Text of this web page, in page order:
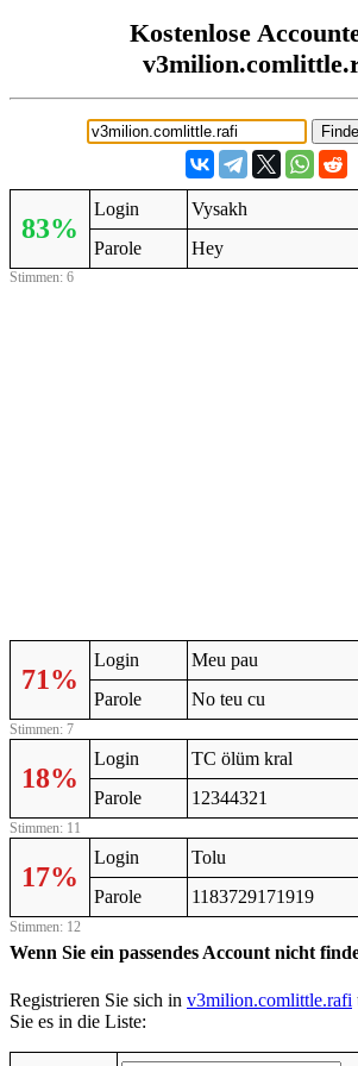
Kostenlose
83%
Login
Vysakh
Parole
Hey
Stimmen: 6
71%
Login
Meu pau
Parole
No teu cu
Stimmen: 7
18%
Login
TC ölüm kral
Parole
12344321
Stimmen: 11
17%
Login
Tolu
Parole
1183729171919
Stimmen: 12
Wenn Sie ein passendes Account nicht
Registrieren Sie sich in v3milion.comlittle.rafi
Sie es in die Liste: